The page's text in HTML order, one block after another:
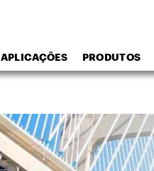
APLICAÇÕES PRODUTOS